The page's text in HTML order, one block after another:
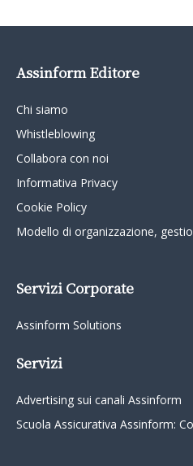
Assinform Editore
Chi siamo
Whistleblowing
Collabora con noi
Informativa Privacy
Cookie Policy
Modello di organizzazione,
Servizi Corporate
Assinform Solutions
Servizi
Advertising sui canali Assinform
Scuola Assicurativa Assinform: